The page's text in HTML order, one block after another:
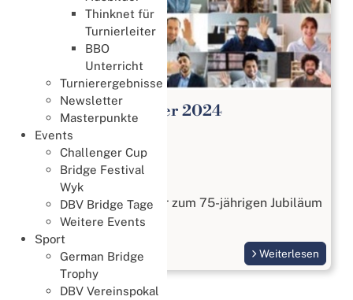
Thinknet für
Turnierleiter
BBO
Unterricht
Turnierergebnisse
Newsletter
Masterpunkte
Events
Challenger Cup
Bridge Festival
Wyk
DBV Bridge Tage
Weitere Events
Sport
German Bridge
Trophy
DBV Vereinspokal
1. Gründungsturnier 2024
Weitere Events
04. Februar 2024
Gründungsturnier
Das 1. Gründungsturnier zum 75-jährigen Jubiläum
fand am 4.2.2024 statt.
Weiterlesen